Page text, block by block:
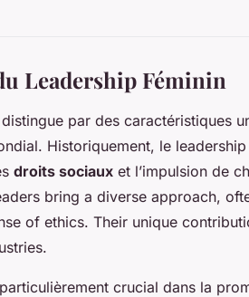
Leadership Féminin
par des caractéristiques
Historiquement, le
droits sociaux et l’impulsion de
bring a diverse approach,
of ethics. Their unique
crucial dans la